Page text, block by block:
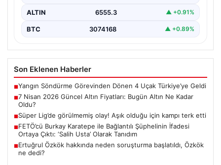
ALTIN 6555.3 ▲ +0.91%
BTC 3074168 ▲ +0.89%
Son Eklenen Haberler
■Yangın Söndürme Görevinden Dönen 4 Uçak Türkiye’ye Geldi
■7 Nisan 2026 Güncel Altın Fiyatları: Bugün Altın Ne Kadar
Oldu?
■Süper Lig’de görülmemiş olay! Aşık olduğu için kampı terk etti
■FETÖ’cü Burkay Karatepe ile Bağlantılı Şüphelinin İfadesi
Ortaya Çıktı: ‘Salih Usta’ Olarak Tanıdım
■Ertuğrul Özkök hakkında neden soruşturma başlatıldı, Özkök
ne dedi?